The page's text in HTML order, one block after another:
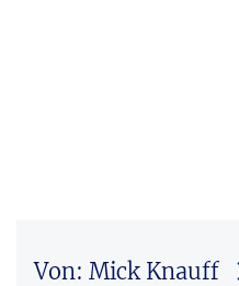
Von: Mick Knauff